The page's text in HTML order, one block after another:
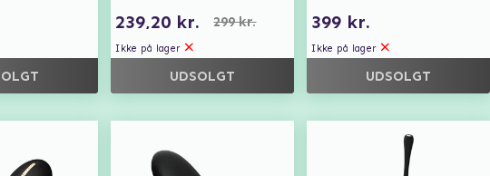
239,20 kr. 299 kr.
Ikke på lager
UDSOLGT
399 kr.
Ikke på lager
UDSOLGT